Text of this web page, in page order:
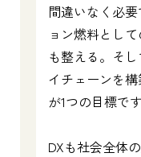
間違いなく必
ョン燃料とし
も整える。そ
イチェーンを
が1つの目標です
DXも社会全体